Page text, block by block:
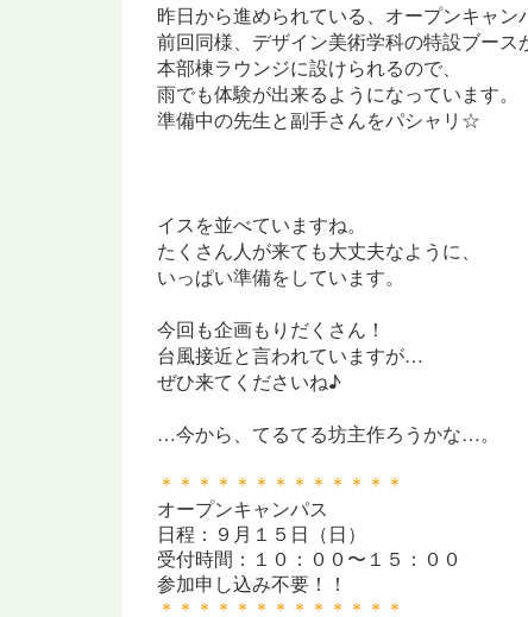
昨日から進められている、オープンキャン
前回同様、デザイン美術学科の特設ブース
本部棟ラウンジに設けられるので、
雨でも体験が出来るようになっています。
準備中の先生と副手さんをパシャリ☆
イスを並べていますね。
たくさん人が来ても大丈夫なように、
いっぱい準備をしています。
今回も企画もりだくさん！
台風接近と言われていますが…
ぜひ来てくださいね♪
…今から、てるてる坊主作ろうかな…。
＊＊＊＊＊＊＊＊＊＊＊＊＊
オープンキャンパス
日程：９月１５日（日）
受付時間：１０：００〜１５：００
参加申し込み不要！！
＊＊＊＊＊＊＊＊＊＊＊＊＊